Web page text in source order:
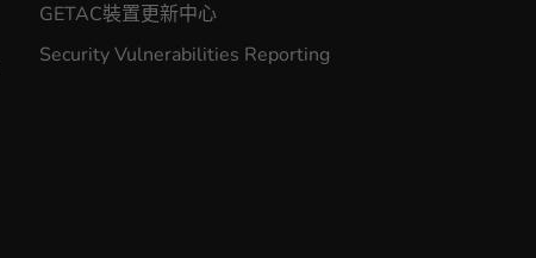
GETAC裝置更新中心
Security Vulnerabilities Reporting